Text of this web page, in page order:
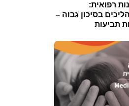
רפואית:
בסיכון גבוה –
תביעות